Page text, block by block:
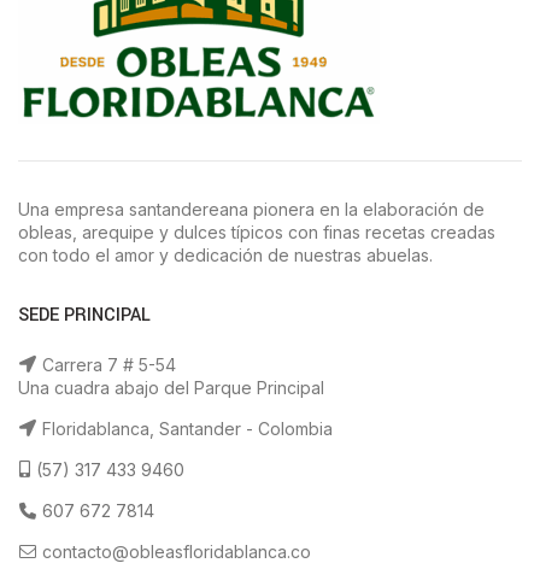
Una empresa santandereana pionera en la elaboración de
obleas, arequipe y dulces típicos con finas recetas creadas
con todo el amor y dedicación de nuestras abuelas.
SEDE PRINCIPAL
Carrera 7 # 5-54
Una cuadra abajo del Parque Principal
Floridablanca, Santander - Colombia
(57) 317 433 9460
607 672 7814
contacto@obleasfloridablanca.co